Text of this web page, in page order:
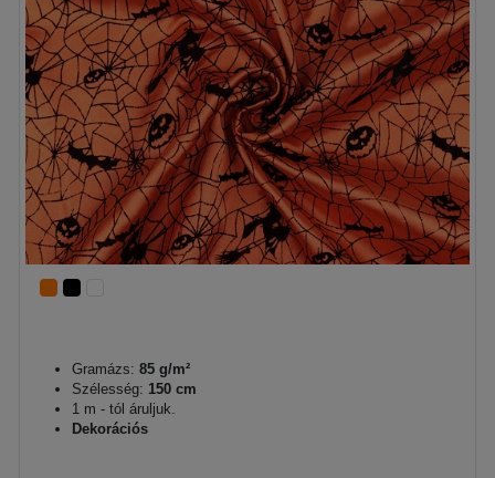
Gramázs: 85 g/m²
Szélesség: 150 cm
1 m - tól áruljuk.
Dekorációs